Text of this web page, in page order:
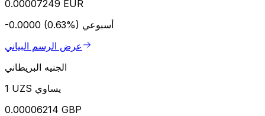
0.00007249 EUR
-0.0000 (0.63%) أسبوعي
عرض الرسم البياني
الجنيه البريطاني
1 UZS يساوي
0.00006214 GBP